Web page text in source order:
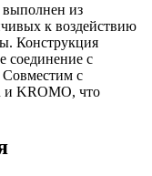
выполнен из
к воздействию
Конструкция
соединение с
с
KROMO, что